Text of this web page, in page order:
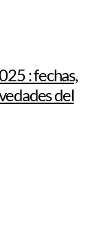
: fechas,
del